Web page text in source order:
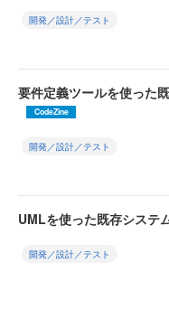
開発／設計／テスト
要件定義ツールを使った
CodeZine
開発／設計／テスト
UMLを使った既存システ
開発／設計／テスト